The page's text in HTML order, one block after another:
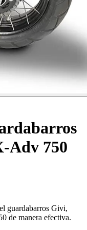
Adv 750
guardabarros Givi,
de manera efectiva.